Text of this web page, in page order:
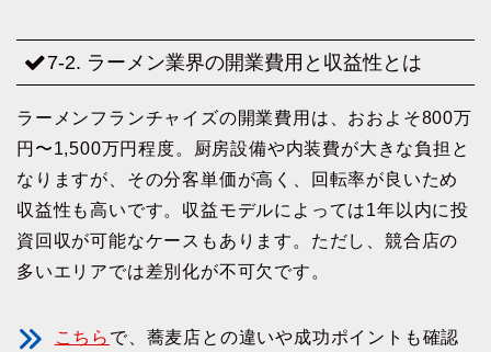
7-2. ラーメン業界の開業費用と収益性とは
ラーメンフランチャイズの開業費用は、おおよそ800万
円〜1,500万円程度。厨房設備や内装費が大きな負担と
なりますが、その分客単価が高く、回転率が良いため
収益性も高いです。収益モデルによっては1年以内に投
資回収が可能なケースもあります。ただし、競合店の
多いエリアでは差別化が不可欠です。
こちら で、蕎麦店との違いや成功ポイントも確認